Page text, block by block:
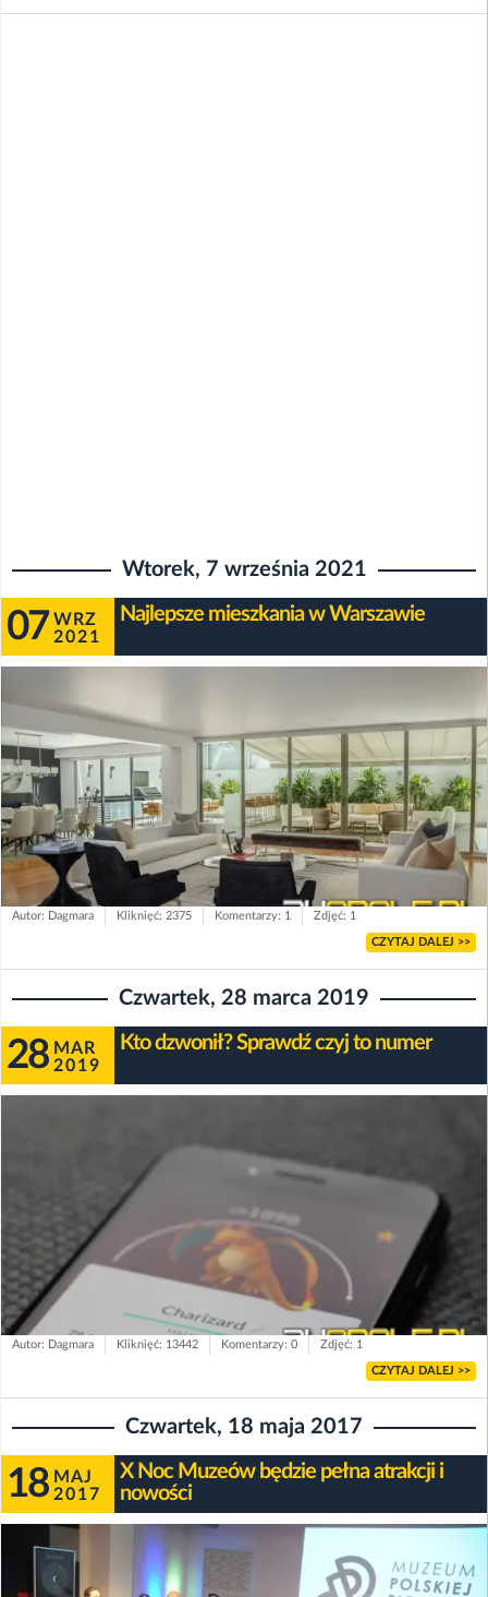
Wtorek, 7 września 2021
07 WRZ
2021
Najlepsze mieszkania w Warszawie
Autor: Dagmara Kliknięć: 2375 Komentarzy: 1 Zdjęć: 1
CZYTAJ DALEJ >>
Czwartek, 28 marca 2019
28 MAR
2019
Kto dzwonił? Sprawdź czyj to numer
Autor: Dagmara Kliknięć: 13442 Komentarzy: 0 Zdjęć: 1
CZYTAJ DALEJ >>
Czwartek, 18 maja 2017
18 MAJ
2017
X Noc Muzeów będzie pełna atrakcji i
nowości